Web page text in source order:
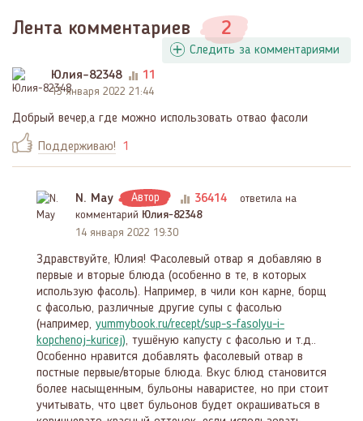
Лента комментариев 2
Следить за комментариями
Юлия-82348
11
13 января 2022 21:44
Добрый вечер,а где можно использовать отвао фасоли
Поддерживаю! 1
N. May Автор 36414
ответила на
комментарий Юлия-82348
14 января 2022 19:30
Здравствуйте, Юлия! Фасолевый отвар я добавляю в
первые и вторые блюда (особенно в те, в которых
использую фасоль). Например, в чили кон карне, борщ
с фасолью, различные другие супы с фасолью
(например, yummybook.ru/recept/sup-s-fasolyu-i-
kopchenoj-kuricej), тушёную капусту с фасолью и т.д..
Особенно нравится добавлять фасолевый отвар в
постные первые/вторые блюда. Вкус блюд становится
более насыщенным, бульоны наваристее, но при стоит
учитывать, что цвет бульонов будет окрашиваться в